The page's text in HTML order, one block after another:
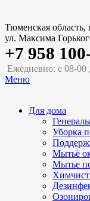
Тюменская область,
ул. Максима
+7 958
Ежедневно: с 08-00
Меню
Для дома
Уборка
Мытьё
Мытье